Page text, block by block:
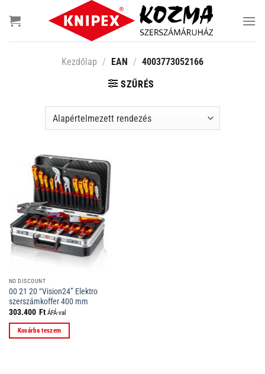
Kezdőlap / EAN / 4003773052166
SZŰRÉS
NO DISCOUNT
00 21 20 “Vision24” Elektro
szerszámkoffer 400 mm
303.400 Ft ÁFÁ-val
Kosárba teszem